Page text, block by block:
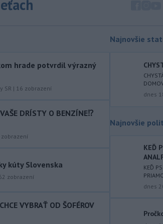
šesťmesačnej
vyvolali v hornatých
Rakúska
varuje v piatokpred
východného
výstrahu prvého
Ministerstvo
požiada Národný
dodaných radarových
sú v pilotnej
hrade potvrdil výrazný
SR | 16 zobrazení
DRÍSTY O BENZÍNE⁉️
zobrazení
kúty Slovenska
zobrazení
VYBRAŤ OD ŠOFÉROV
Najnovšie
dnes
Najnovšie
KEĎ
KEĎ
dnes